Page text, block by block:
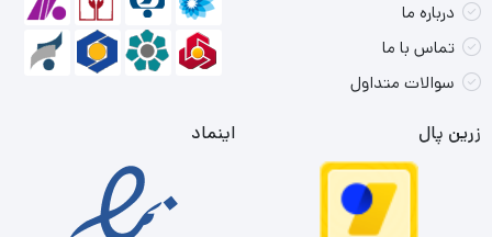
درباره ما
تماس با ما
سوالات متداول
زرین پال اینماد